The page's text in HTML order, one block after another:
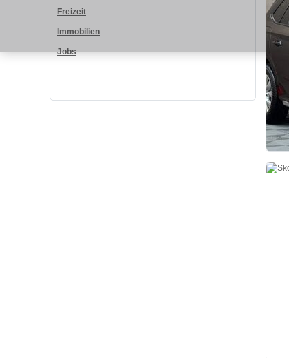
Freizeit
Immobilien
Jobs